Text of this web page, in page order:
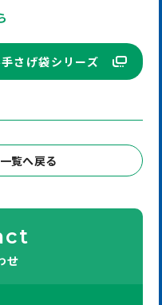
さげ袋シリーズ
覧へ戻る
せ